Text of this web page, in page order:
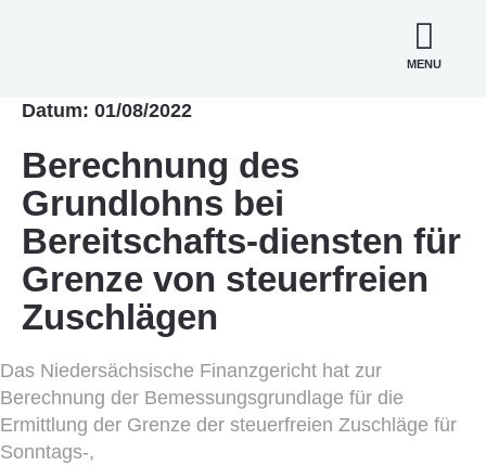
MENU
Datum: 01/08/2022
Berechnung des
Grundlohns bei
Bereitschafts-diensten für
Grenze von steuerfreien
Zuschlägen
Das Niedersächsische Finanzgericht hat zur
Berechnung der Bemessungsgrundlage für die
Ermittlung der Grenze der steuerfreien Zuschläge für
Sonntags-,